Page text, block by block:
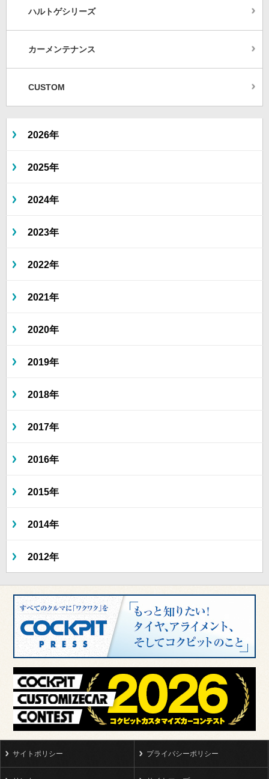
ハルトゲシリーズ
カーメンテナンス
CUSTOM
2026年
2025年
2024年
2023年
2022年
2021年
2020年
2019年
2018年
2017年
2016年
2015年
2014年
2012年
サイトポリシー プライバシーポリシー